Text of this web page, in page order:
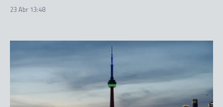
23 Abr 13:48